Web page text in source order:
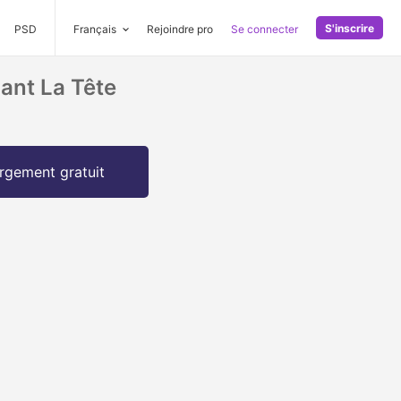
PSD Français Rejoindre pro Se connecter S'inscrire
La Tête
gratuit